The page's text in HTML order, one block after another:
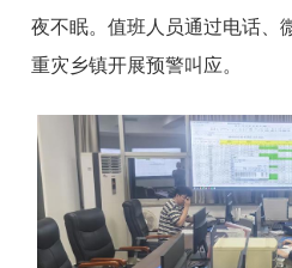
夜不眠。值班人员通过电话、
重灾乡镇开展预警叫应。